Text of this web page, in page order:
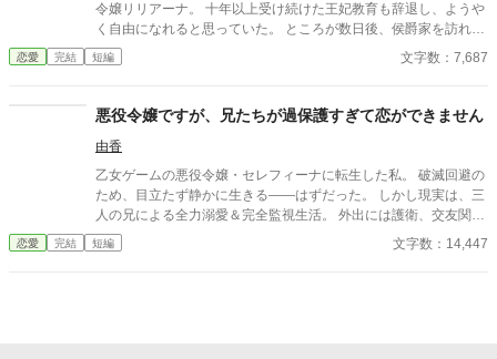
令嬢リリアーナ。 十年以上受け続けた王妃教育も辞退し、ようや
く自由になれると思っていた。 ところが数日後、侯爵家を訪れた
のは国王陛下本人。 「王妃教育を辞退されると困る。私の妃にな
ってほしい」 努力を踏みにじった王太子はすべてを失い、選ばれ
れながら、世界一幸せな王妃になるまでの逆転ラブストーリー。
恋愛 完結 短編 文字数：7,687
悪役令嬢ですが、兄たちが過保護すぎて恋ができません
由香
乙女ゲームの悪役令嬢・セレフィーナに転生した私。 破滅回避の
ため、目立たず静かに生きる――はずだった。 しかし現実は、三
人の兄による全力溺愛＆完全監視生活。 外出には護衛、交友関係
は管理制、笑顔すら規制対象！？ さらに兄の親友である最強騎
士・カインが護衛として加わり、 静かで誠実な優しさに、次第に
恋愛 完結 短編 文字数：14,447